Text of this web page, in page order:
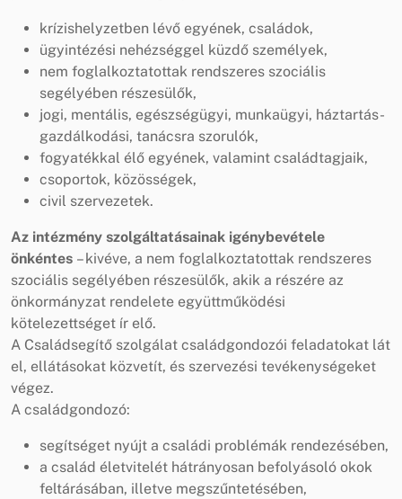
krízishelyzetben lévő egyének, családok,
ügyintézési nehézséggel küzdő személyek,
nem foglalkoztatottak rendszeres szociális
segélyében részesülők,
jogi, mentális, egészségügyi, munkaügyi, háztartás-
gazdálkodási, tanácsra szorulók,
fogyatékkal élő egyének, valamint családtagjaik,
csoportok, közösségek,
civil szervezetek.
Az intézmény szolgáltatásainak igénybevétele
önkéntes – kivéve, a nem foglalkoztatottak rendszeres
szociális segélyében részesülők, akik a részére az
önkormányzat rendelete együttműködési
kötelezettséget ír elő.
A Családsegítő szolgálat családgondozói feladatokat lát
el, ellátásokat közvetít, és szervezési tevékenységeket
végez.
A családgondozó:
segítséget nyújt a családi problémák rendezésében,
a család életvitelét hátrányosan befolyásoló okok
feltárásában, illetve megszűntetésében,